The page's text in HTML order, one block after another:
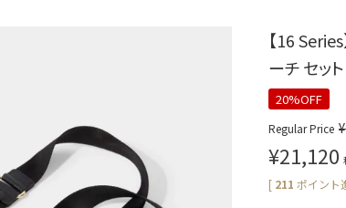
【16
ーチ セッ
20%OFF
Regular Price ¥
¥21,120
[ 211 ポイント